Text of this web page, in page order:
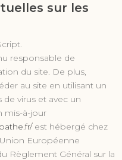
sur les
responsable de
du site. De plus,
au site en utilisant un
virus et avec un
mis-à-jour
est hébergé chez
Européenne
Règlement Général sur la